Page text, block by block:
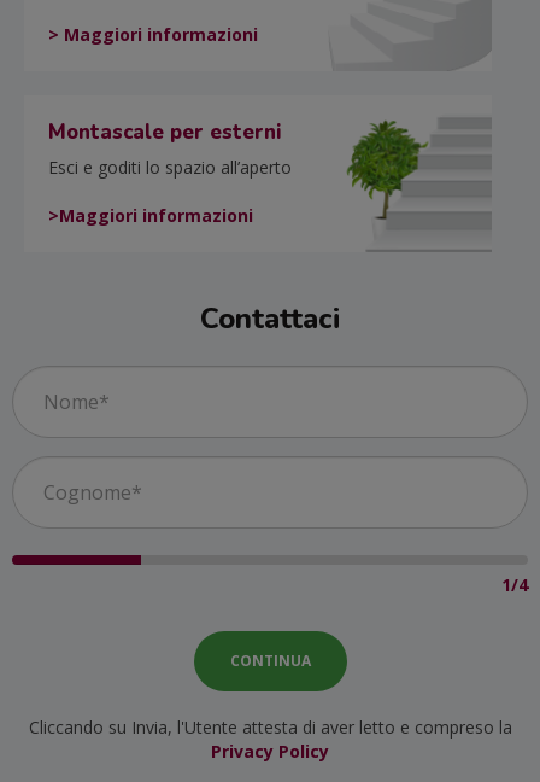
> Maggiori informazioni
Montascale per esterni
Esci e goditi lo spazio all’aperto
>Maggiori informazioni
Contattaci
1/4
Cliccando su Invia, l'Utente attesta di aver letto e compreso la
Privacy Policy